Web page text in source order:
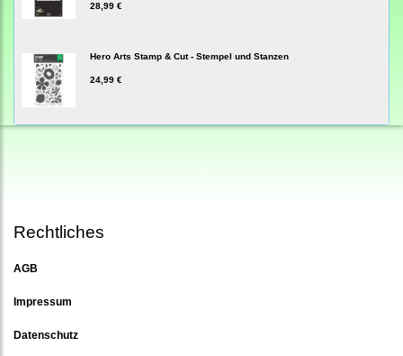
28,99 €
Hero Arts Stamp & Cut - Stempel und Stanzen
24,99 €
Rechtliches
AGB
Impressum
Datenschutz